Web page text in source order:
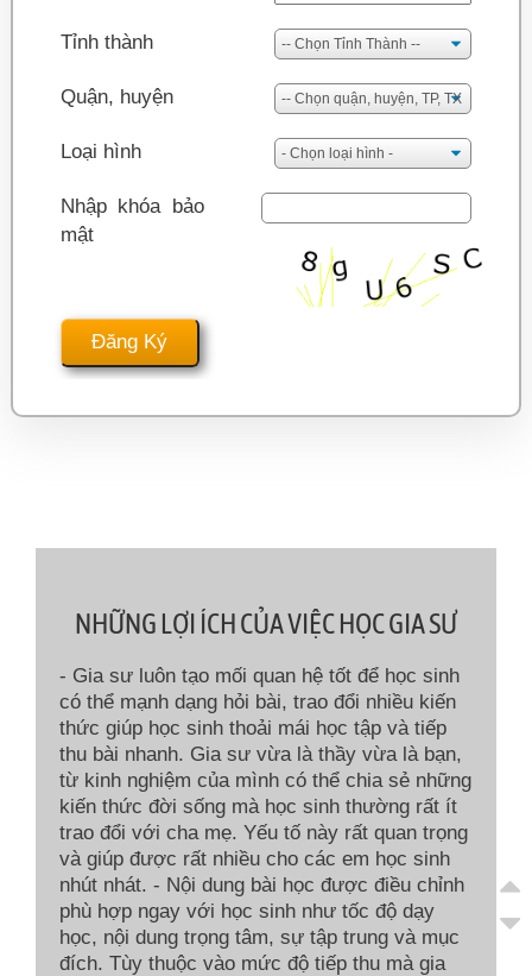
Tỉnh thành
Quận, huyện
Loại hình
Nhập khóa bảo
mật
NHỮNG LỢI ÍCH CỦA VIỆC HỌC GIA SƯ
- Gia sư luôn tạo mối quan hệ tốt để học sinh
có thể mạnh dạng hỏi bài, trao đổi nhiều kiến
thức giúp học sinh thoải mái học tập và tiếp
thu bài nhanh. Gia sư vừa là thầy vừa là bạn,
từ kinh nghiệm của mình có thể chia sẻ những
kiến thức đời sống mà học sinh thường rất ít
trao đổi với cha mẹ. Yếu tố này rất quan trọng
và giúp được rất nhiều cho các em học sinh
nhút nhát. - Nội dung bài học được điều chỉnh
phù hợp ngay với học sinh như tốc độ dạy
học, nội dung trọng tâm, sự tập trung và mục
đích. Tùy thuộc vào mức độ tiếp thu mà gia